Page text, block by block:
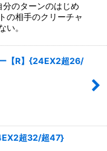
のターンのはじめ
の相手のクリーチャ
い。
【R】{24EX2超26/
超32/超47}